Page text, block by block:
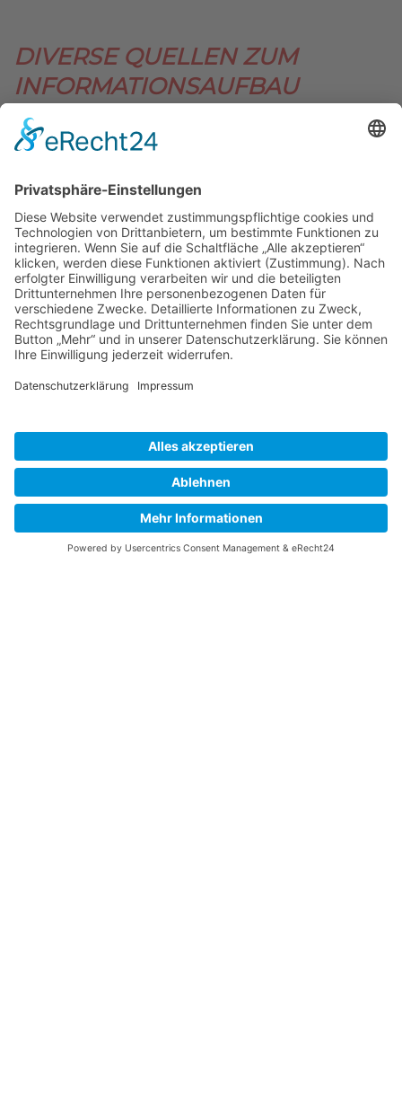
DIVERSE QUELLEN ZUM
INFORMATIONSAUFBAU
Auf diversen Seiten im Internet sind sehr gute,
Hier eine Auswahl.(Für Ergänzungsideen bitte
gerne Rückmelden!)
INFOBRIEF DER LWG
Sehr empfehlenswert ist das Abonnieren des
Infobriefs. Er erscheint 28 mal im Jahr und ist
eine aktuelle und kompeteten
Informationsquelle, die von Themen wie
Bienengesundheit über praktische Tipps bis
professionellen und Freizeit Imkerei abdeckt.
zum Infobrief